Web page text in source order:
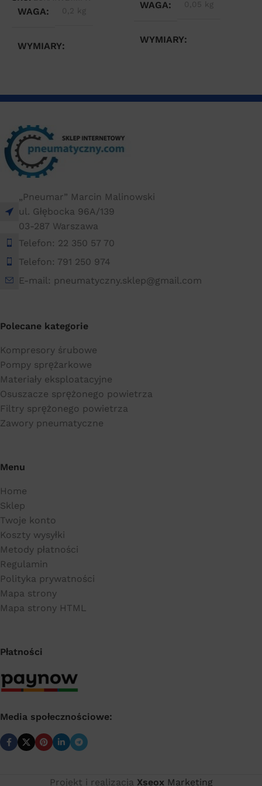
WAGA 0,2 kg
WYMIARY
WAGA 0,05 kg
WYMIARY
„Pneumar” Marcin Malinowski
ul. Głębocka 96A/139
03-287 Warszawa
Telefon: 22 350 57 70
Telefon: 791 250 974
E-mail: pneumatyczny.sklep@gmail.com
Polecane kategorie
Kompresory śrubowe
Pompy sprężarkowe
Materiały eksploatacyjne
Osuszacze sprężonego powietrza
Filtry sprężonego powietrza
Zawory pneumatyczne
Menu
Home
Sklep
Twoje konto
Koszty wysyłki
Metody płatności
Regulamin
Polityka prywatności
Mapa strony
Mapa strony HTML
Płatności
Media społecznościowe:
Projekt i realizacja XseoxMarketing